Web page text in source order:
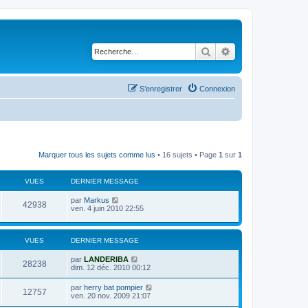
Rechercher
Connexion
S’enregistrer
Marquer tous les sujets comme lus • 16 sujets • Page 1 sur 1
VUES DERNIER MESSAGE
42938V
u
D
e
n
i
e
r
m
e
a
g
e
par Markus
ven. 4 juin 2010 22:55
VUES DERNIER MESSAGE
28238V
u
D
e
i
e
par LANDERIBA
dim. 12 déc. 2010 00:12
12757V
D
e
par herry bat pompier
ven. 20 nov. 2009 21:07